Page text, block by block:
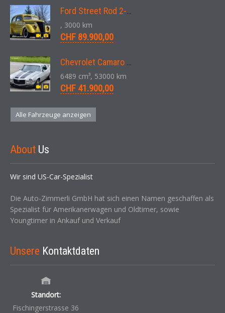
Ford Street Rod 2-Door V8 Aut. 1937
, 3000 km
CHF 89.900,00
Chevrolet Camaro SS 396 LS3 Coupe Aut. 1971
6489 cm³, 53000 km
CHF 41.900,00
Alle Fahrzeuge anzeigen
About Us
Wir sind US-Car-Spezialist
Die Auto-Zimmerli GmbH hat sich einen Namen geschaffen als
Spezialist für Amerikanerwagen und Oldtimer, sowie
Youngtimer in Ankauf und Verkauf
Unsere Kontaktdaten
Standort:
Fischingerstrasse 36